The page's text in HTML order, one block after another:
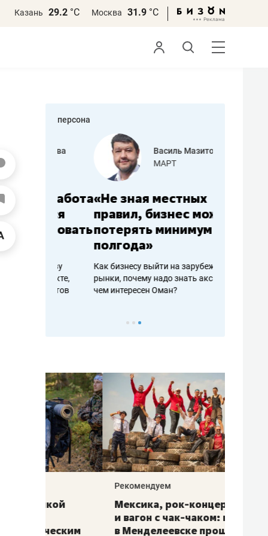
Казань 29.2 °С Москва 31.9 °С
персона
работа
Василь Мазитов
МАРТ
«Не зная местных
правил, бизнес может
потерять минимум
полгода»
Как бизнесу выйти на зарубежные
рынки, почему надо знать аксакалов и
чем интересен Оман?
Мексика, рок-концерт
и вагон с чак-чаком: как
в Менделеевске прошла